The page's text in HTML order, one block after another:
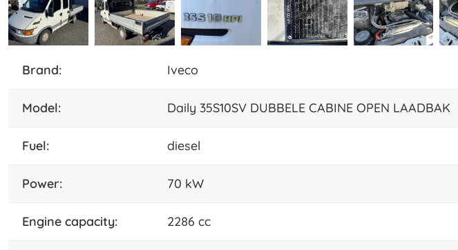
brand: Iveco
model: Daily 35S10SV DUBBELE CABINE OPEN LAADBAK
fuel: diesel
power: 70 kW
engine capacity: 2286 cc